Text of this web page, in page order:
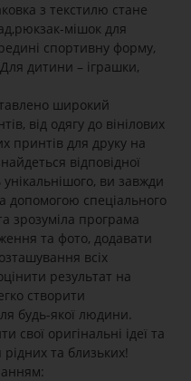
з текстилю стане
мішок для
спортивну форму,
дитини – іграшки,
широкий
від одягу до вінілових
принтів для друку на
відповідної
ви завжди
допомогою спеціального
зрозуміла програма
та фото, додавати
всіх
результат на
створити
будь-якої людини.
свої оригінальні ідеї та
та близьких!